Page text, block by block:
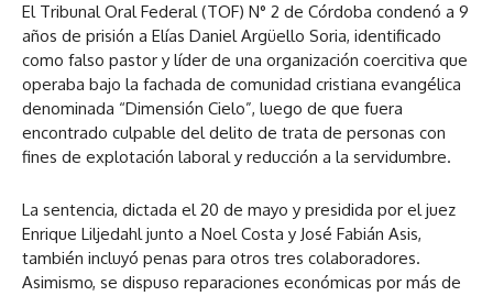
El Tribunal Oral Federal (TOF) N° 2 de Córdoba condenó a 9
años de prisión a Elías Daniel Argüello Soria, identificado
como falso pastor y líder de una organización coercitiva que
operaba bajo la fachada de comunidad cristiana evangélica
denominada “Dimensión Cielo”, luego de que fuera
encontrado culpable del delito de trata de personas con
fines de explotación laboral y reducción a la servidumbre.
La sentencia, dictada el 20 de mayo y presidida por el juez
Enrique Liljedahl junto a Noel Costa y José Fabián Asis,
también incluyó penas para otros tres colaboradores.
Asimismo, se dispuso reparaciones económicas por más de